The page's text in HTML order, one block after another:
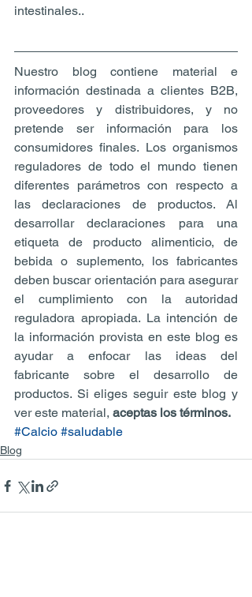
intestinales..
Nuestro blog contiene material e
información destinada a clientes B2B,
proveedores y distribuidores, y no
pretende ser información para los
consumidores finales. Los organismos
reguladores de todo el mundo tienen
diferentes parámetros con respecto a
las declaraciones de productos. Al
desarrollar declaraciones para una
etiqueta de producto alimenticio, de
bebida o suplemento, los fabricantes
deben buscar orientación para asegurar
el cumplimiento con la autoridad
reguladora apropiada. La intención de
la información provista en este blog es
ayudar a enfocar las ideas del
fabricante sobre el desarrollo de
productos. Si eliges seguir este blog y
ver este material, aceptas los términos.
#Calcio #saludable
Blog